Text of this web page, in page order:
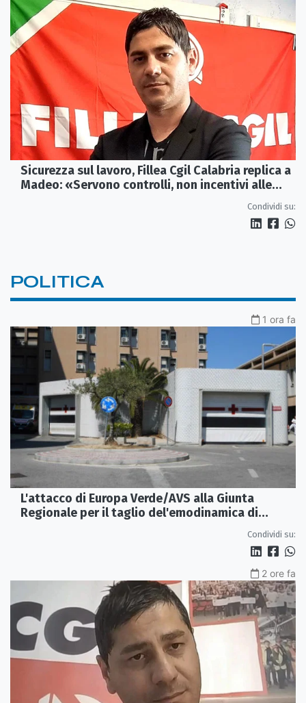
Sicurezza sul lavoro, Fillea Cgil Calabria replica a
Madeo: «Servono controlli, non incentivi alle
Condividi su:
POLITICA
1 ora fa
L'attacco di Europa Verde/AVS alla Giunta
Regionale per il taglio del'emodinamica di
Condividi su:
2 ore fa